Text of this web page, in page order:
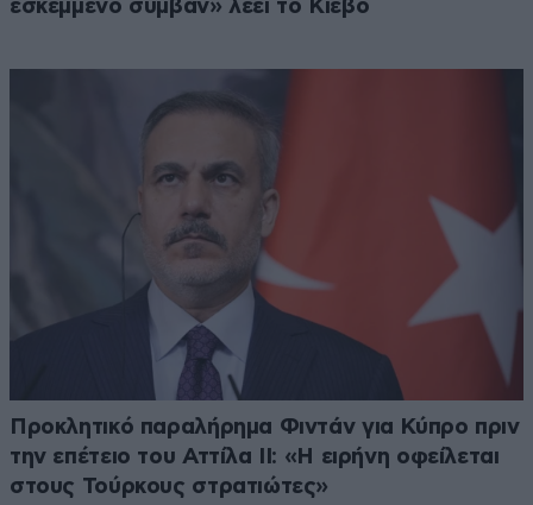
εσκεμμένο συμβάν» λέει το Κίεβο
Προκλητικό παραλήρημα Φιντάν για Κύπρο πριν
την επέτειο του Αττίλα ΙΙ: «Η ειρήνη οφείλεται
στους Τούρκους στρατιώτες»